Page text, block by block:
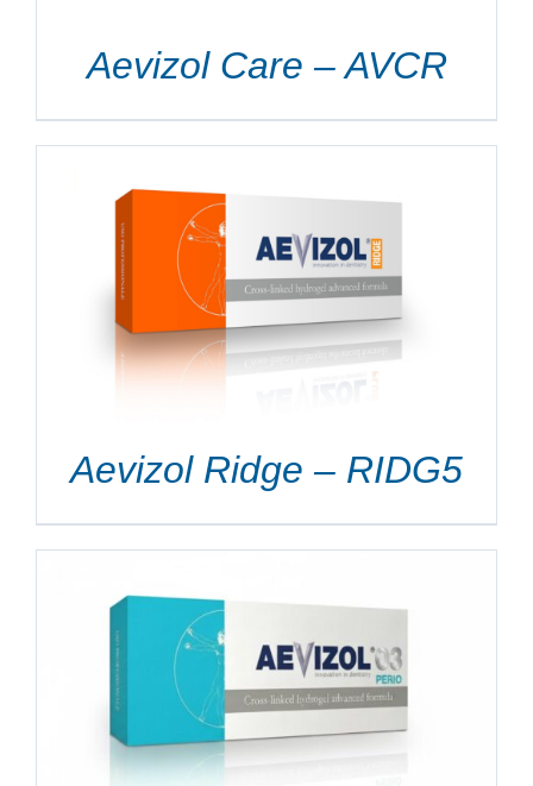
Aevizol Care – AVCR
Aevizol Ridge – RIDG5